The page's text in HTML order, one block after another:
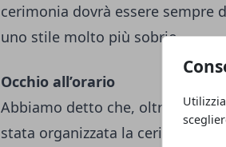
cerimonia dovrà essere sempre
uno stile molto più sobrio.
Occhio all’orario
Abbiamo detto che, oltre alla
stata organizzata la cerimonia.